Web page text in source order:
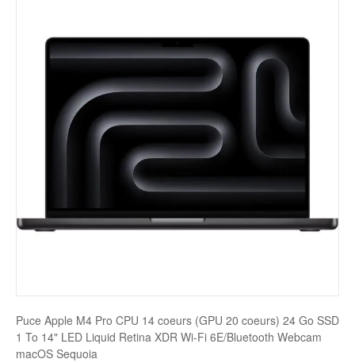
Barebone
Mémoire PC
Mémoire Notebook
Processeur
Réseaux
Puce Apple M4 Pro CPU 14 coeurs (GPU 20 coeurs) 24 Go SSD
1 To 14" LED Liquid Retina XDR Wi-Fi 6E/Bluetooth Webcam
macOS Sequoia